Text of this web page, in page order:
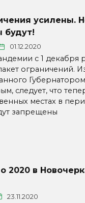
усилены.
будут!
01.12.2020
с 1 декабря
ограничений.
следует, что
местах в
запрещены
2020 в
23.11.2020